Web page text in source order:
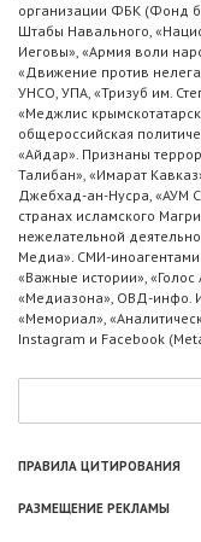
организации ФБК (Фонд
Штабы Навального,
Иеговы», «Армия воли
«Движение против
УНСО, УПА, «Тризуб им.
«Меджлис
общероссийская
«Айдар». Признаны
Талибан», «Имарат
Джебхад-ан-Нусра, «АУМ
странах исламского
нежелательной
Медиа». СМИ-
«Важные истории»,
«Медиазона», ОВД-инфо.
«Мемориал»,
Instagram и Facebook
ПРАВИЛА ЦИТИРОВАНИЯ
РАЗМЕЩЕНИЕ РЕКЛАМЫ